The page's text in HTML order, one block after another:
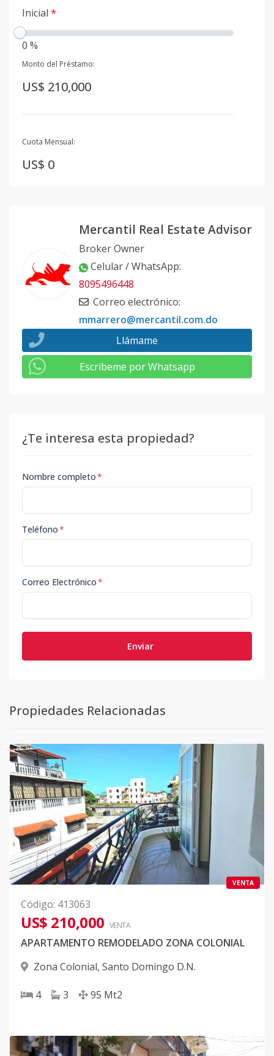
Inicial *
0 %
Monto del Préstamo:
US$ 210,000
Cuota Mensual:
US$ 0
Mercantil Real Estate Advisor
Broker Owner
Celular / WhatsApp:
8095496448
Correo electrónico:
mmarrero@mercantil.com.do
Llámame
Escribeme por Whatsapp
¿Te interesa esta propiedad?
Nombre completo*
Teléfono*
Correo Electrónico*
Enviar
Propiedades Relacionadas
VENTA
Código: 413063
US$ 210,000 VENTA
APARTAMENTO REMODELADO ZONA COLONIAL
Zona Colonial, Santo Domingo D.N.
4 3 95 Mt2